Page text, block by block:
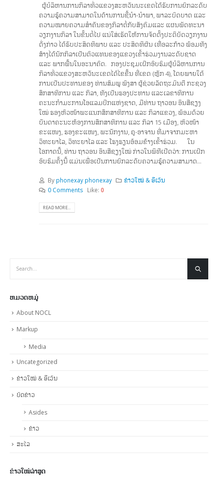
ຜູ້ບໍລິຫານການກິລາທົ່ວແຂວງສະຫວັນນະເຂດໄດ້ຮັບການຍົກລະດັບ
ຄວາມຮູ້ຄວາມສາມາດໃນດ້ານການຊີ້ນຳ-ນຳພາ, ພາລະບົດບາດ ແລະ
ຄວາມໝາຍຄວາມສຳຄັນຂອງກິລາຕໍ່ກັບສັງຄົມແລະ ແຜນພັດທະນາ
ວຽກງານກິລາ ໃນຂັ້ນຕໍ່ໄປ ແນ່ໃສ່ເຮັດໃຫ້ການຈັດຕັ້ງປະຕິບັດວຽກງານ
ດັ່ງກ່າວ ໄດ້ຮັບປະສິດທິພາບ ແລະ ປະສິດທິຜົນ ເທື່ອລະກ້າວ ພ້ອມທັງ
ສ້າງໄດ້ນັກກິລາເປັນຕົວແທນຂອງແຂວງເຂົ້າຮ່ວມງານລະດັບຊາດ
ແລະ ພາກພື້ນໃນອະນາຄົດ. ກອງປະຊຸມເຝິກອົບຮົມຜູ້ບໍລິຫານການ
ກິລາທົ່ວແຂວງສະຫວັນະເຂດໄດ້ໄຂຂື້ນ ທີ່ເຂດ (ຫຼັກ 4), ໂດຍພາຍໃຕ້
ການເປັນປະທານຂອງ ທ່ານສົມພູ ພົງສາ ຜູ້ຊ່ວຍລັດຖະມົນຕີ ກະຊວງ
ສຶກສາທິການ ແລະ ກິລາ, ທັງເປັນຮອງປະທານ ແລະເລຂາທິການ
ຄະນະກຳມະການໂອແລມປິກແຫ່ງຊາດ, ມີທ່ານ ຖາວອນ ອິນສີຊຽງ
ໃໝ່ ຮອງຫົວໜ້າພະແນກສຶກສາທິການ ແລະ ກິລາແຂວງ, ພ້ອມດ້ວຍ
ບັນດາຄະນະຫ້ອງການສຶກສາທິການ ແລະ ກິລາ 15 ເມືອງ, ຫົວໜ້າ
ຂະແໜງ, ຮອງຂະແໜງ, ພະນັກງານ, ຄູ-ອາຈານ ທີ່ມາຈາກມະຫາ
ວິທະຍາໄລ, ວິທະຍາໄລ ແລະ ໂຮງຮຽນອ້ອມຂ້າງເຂົ້າຮ່ວມ. ໃນ
ໂອກາດນີ້, ທ່ານ ຖາວອນ ອິນສີຊຽງໃໝ່ ກ່າວໃນພິທີເປີດວ່າ: ການເຝິກ
ອົບຮົມຄັ້ງນີ້ ແມ່ນເພື່ອເປັນການຍົກລະດັບຄວາມຮູ້ຄວາມສາມາດ...
By phonexay phonexay
ຂ່າວໃໝ່ & ອີເວັນ
0 Comments
Like: 0
READ MORE...
ຫມວດຫມູ່
About NOCL
Markup
Media
Uncategorized
ຂ່າວໃໝ່ & ອີເວັນ
ບົດຂ່າວ
Asides
ຂ່າວ
ສະໄລ
ຂ່າວໃໝ່ລ່າສູດ